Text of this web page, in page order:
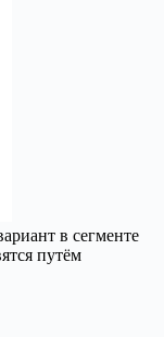
в сегменте
путём